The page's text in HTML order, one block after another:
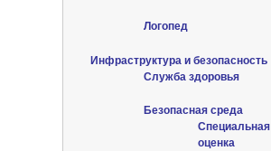
Логопед
Инфраструктура и безопасность
Служба здоровья
Безопасная среда
Специальная
оценка